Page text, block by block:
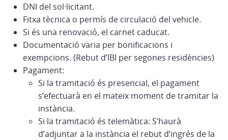
DNI del sol·licitant.
Fitxa tècnica o permís de circulació del vehicle.
Si és una renovació, el carnet caducat.
Documentació varia per bonificacions i
exempcions. (Rebut d’IBI per segones residències)
Pagament:
Si la tramitació és presencial, el pagament
s’efectuarà en el mateix moment de tramitar la
instància.
Si la tramitació és telemàtica: S’haurà
d’adjuntar a la instància el rebut d’ingrés de la